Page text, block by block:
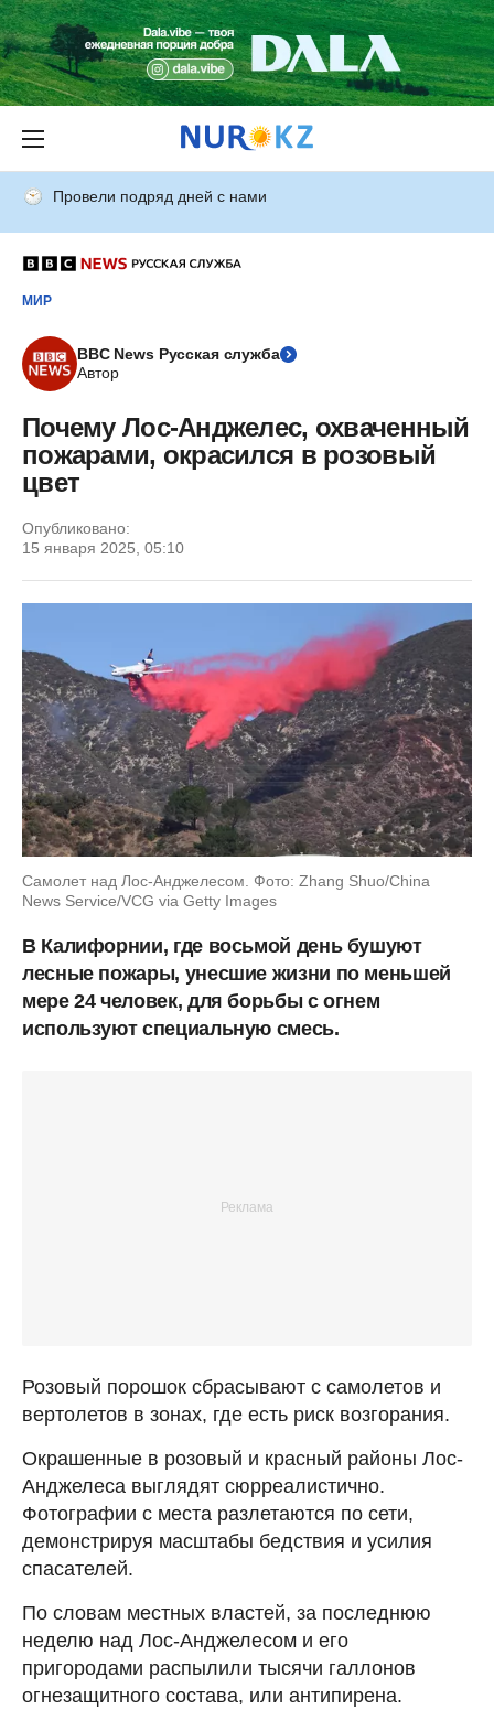
Провели подряд дней с нами
МИР
BBC News Русская служба
Автор
Почему Лос-Анджелес, охваченный
пожарами, окрасился в розовый
цвет
Опубликовано:
15 января 2025, 05:10
Самолет над Лос-Анджелесом. Фото: Zhang Shuo/China
News Service/VCG via Getty Images
В Калифорнии, где восьмой день бушуют
лесные пожары, унесшие жизни по меньшей
мере 24 человек, для борьбы с огнем
используют специальную смесь.
Розовый порошок сбрасывают с самолетов и
вертолетов в зонах, где есть риск возгорания.
Окрашенные в розовый и красный районы Лос-
Анджелеса выглядят сюрреалистично.
Фотографии с места разлетаются по сети,
демонстрируя масштабы бедствия и усилия
спасателей.
По словам местных властей, за последнюю
неделю над Лос-Анджелесом и его
пригородами распылили тысячи галлонов
огнезащитного состава, или антипирена.